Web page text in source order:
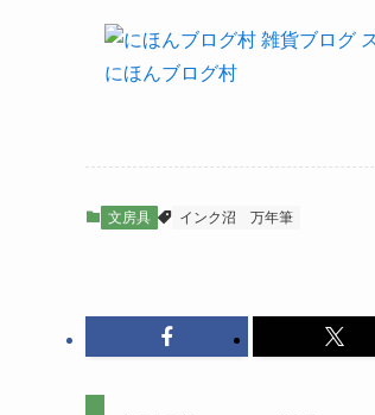
にほんブログ村
文房具 インク沼 万年筆